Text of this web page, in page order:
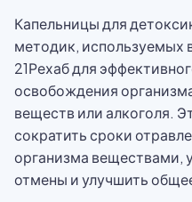
Капельницы для
методик, используемых
21Рехаб для
освобождения
веществ или алкоголя.
сократить сроки
организма веществами,
отмены и улучшить